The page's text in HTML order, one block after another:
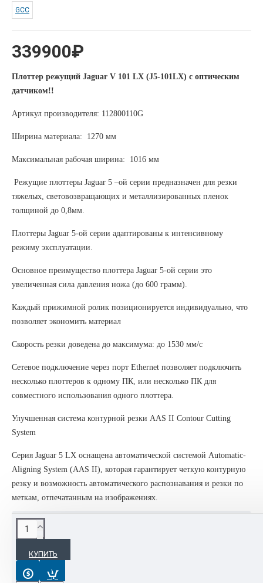
339900₽
GCC
Плоттер режущий Jaguar V 101 LX (J5-101LX) c оптическим
датчиком!!
Артикул производителя: 112800110G
Ширина материала: 1270 мм
Максимальная рабочая ширина: 1016 мм
Режущие плоттеры Jaguar 5 –ой серии предназначен для резки
тяжелых, световозвращающих и металлизированных пленок
толщиной до 0,8мм.
Плоттеры Jaguar 5-ой серии адаптированы к интенсивному
режиму эксплуатации.
Основное преимущество плоттера Jaguar 5-ой серии это
увеличенная сила давления ножа (до 600 грамм).
Каждый прижимной ролик позиционируется индивидуально, что
позволяет экономить материал
Скорость резки доведена до максимума: до 1530 мм/с
Сетевое подключение через порт Ethernet позволяет подключить
несколько плоттеров к одному ПК, или несколько ПК для
совместного использования одного плоттера.
Улучшенная система контурной резки AAS II Contour Cutting
System
Серия Jaguar 5 LX оснащена автоматической системой Automatic-
Aligning System (AAS II), которая гарантирует четкую контурную
резку и возможность автоматического распознавания и резки по
меткам, отпечатанным на изображениях.
КУПИТЬ
ОПИСАНИЕ
Интернет-магазине OrgTehPoly.com располагает полным
спектром линейки режущих плоттеров GCC.